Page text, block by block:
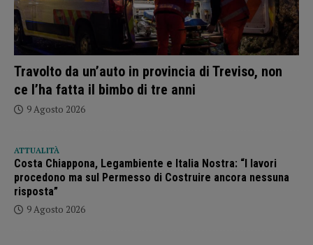
Travolto da un’auto in provincia di Treviso, non
ce l’ha fatta il bimbo di tre anni
9 Agosto 2026
ATTUALITÀ
Costa Chiappona, Legambiente e Italia Nostra: “I lavori
procedono ma sul Permesso di Costruire ancora nessuna
risposta”
9 Agosto 2026